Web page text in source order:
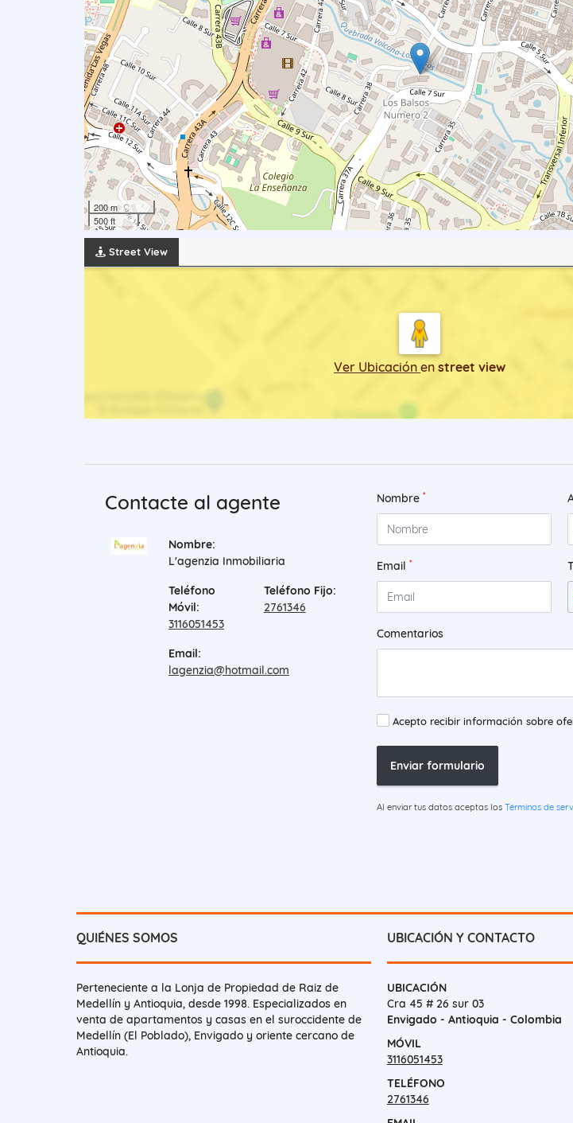
200 m
500 ft
Street View
Ver Ubicación en street view
Contacte al agente
Nombre:
L'agenzia Inmobiliaria
Teléfono
Móvil:
3116051453
Teléfono Fijo:
2761346
Email:
lagenzia@hotmail.com
Nombre *
Email *
Comentarios
Acepto recibir información sobre
Enviar formulario
Al enviar tus datos aceptas los Términos de
QUIÉNES SOMOS
Perteneciente a la Lonja de Propiedad de Raiz de
Medellín y Antioquia, desde 1998. Especializados en
venta de apartamentos y casas en el suroccidente de
Medellín (El Poblado), Envigado y oriente cercano de
Antioquia.
UBICACIÓN Y CONTACTO
UBICACIÓN
Cra 45 # 26 sur 03
Envigado - Antioquia - Colombia
MÓVIL
3116051453
TELÉFONO
2761346